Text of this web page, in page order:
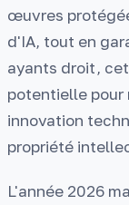
œuvres
d'IA, tout en
ayants droit,
potentielle pour
innovation
propriété
L'année 2026